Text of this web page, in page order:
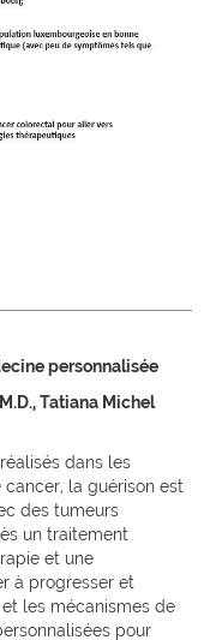
personnalisée
Tatiana Michel
dans les
la guérison est
des tumeurs
un traitement
et une
à progresser et
les mécanismes de
pour